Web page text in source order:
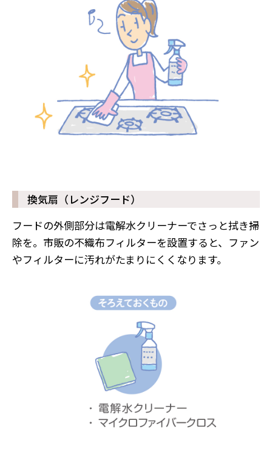
換気扇（レンジフード）
フードの外側部分は電解水クリーナーでさっと拭き掃
除を。市販の不織布フィルターを設置すると、ファン
やフィルターに汚れがたまりにくくなります。